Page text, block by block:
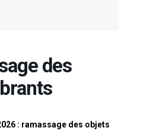
des
: ramassage des objets